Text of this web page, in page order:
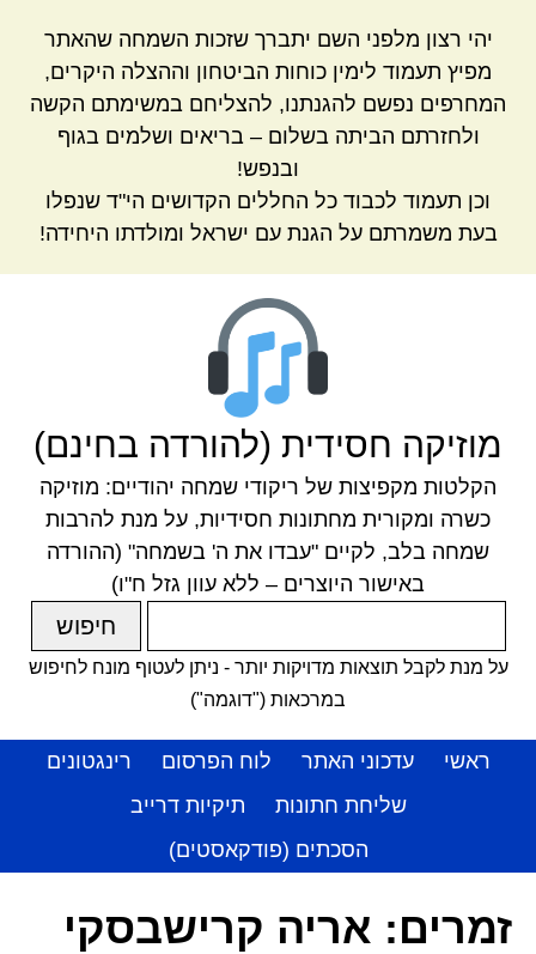
יהי רצון מלפני השם יתברך שזכות השמחה שהאתר
מפיץ תעמוד לימין כוחות הביטחון וההצלה היקרים,
המחרפים נפשם להגנתנו, להצליחם במשימתם הקשה
ולחזרתם הביתה בשלום – בריאים ושלמים בגוף
ובנפש!
וכן תעמוד לכבוד כל החללים הקדושים הי"ד שנפלו
בעת משמרתם על הגנת עם ישראל ומולדתו היחידה!
מוזיקה חסידית (להורדה בחינם)
הקלטות מקפיצות של ריקודי שמחה יהודיים: מוזיקה
כשרה ומקורית מחתונות חסידיות, על מנת להרבות
שמחה בלב, לקיים "עבדו את ה' בשמחה" (ההורדה
באישור היוצרים – ללא עוון גזל ח"ו)
על מנת לקבל תוצאות מדויקות יותר - ניתן לעטוף מונח לחיפוש
במרכאות ("דוגמה")
ראשי עדכוני האתר לוח הפרסום
רינגטונים
שליחת חתונות
תיקיות דרייב
הסכתים (פודקאסטים)
זמרים: אריה קרישבסקי